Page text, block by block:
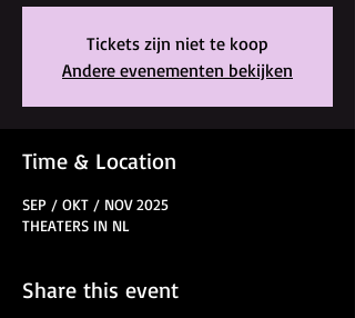
Tickets zijn niet te koop
Andere evenementen bekijken
Time & Location
SEP / OKT / NOV 2025
THEATERS IN NL
Share this event